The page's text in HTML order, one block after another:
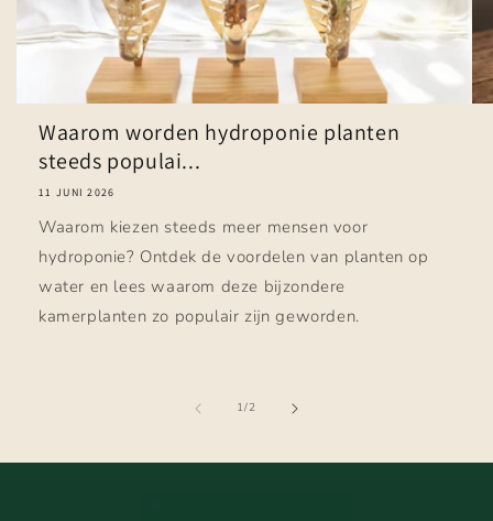
Waarom worden hydroponie planten
steeds populai...
11 JUNI 2026
Waarom kiezen steeds meer mensen voor
hydroponie? Ontdek de voordelen van planten op
water en lees waarom deze bijzondere
kamerplanten zo populair zijn geworden.
1/van
2